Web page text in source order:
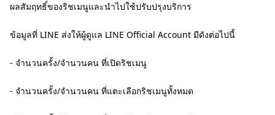
ผลสัมฤทธิ์ของริชเมนูและนำไปใช้ปรับปรุงบริการ
ข้อมูลที่ LINE ส่งให้ผู้ดูแล LINE Official Account มีดังต่อไปนี้
- จำนวนครั้ง/จำนวนคน ที่เปิดริชเมนู
- จำนวนครั้ง/จำนวนคน ที่แตะเลือกริชเมนูทั้งหมด